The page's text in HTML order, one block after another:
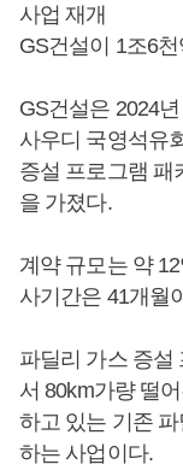
사업 재개
GS건설이 1조6
GS건설은 2024
사우디 국영석유
증설 프로그램 패
을 가졌다.
계약 규모는 약
사기간은 41개월
파딜리 가스 증설
서 80km가량 떨
하고 있는 기존
하는 사업이다.